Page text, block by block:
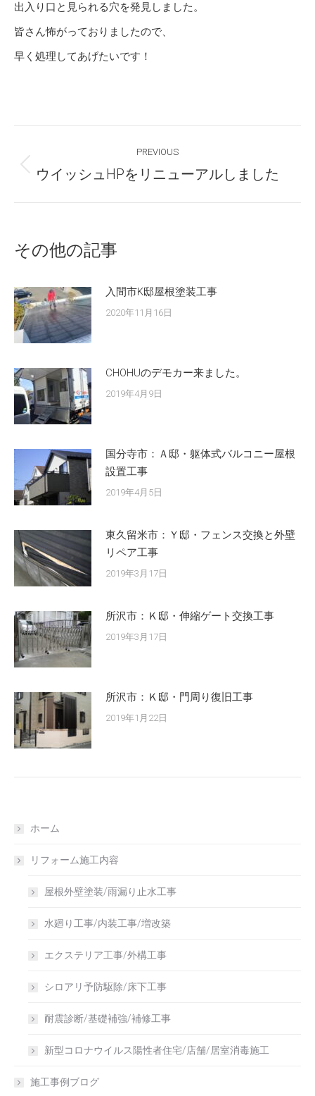
出入り口と見られる穴を発見しました。
皆さん怖がっておりましたので、
早く処理してあげたいです！
navigation
PREVIOUS
Previous
ウイッシュHPをリニューアルしました
その他の記事
入間市K邸屋根塗装工事
2020年11月16日
CHOHUのデモカー来ました。
2019年4月9日
国分寺市：Ａ邸・躯体式バルコニー屋根
設置工事
2019年4月5日
東久留米市：Ｙ邸・フェンス交換と外壁
リペア工事
2019年3月17日
所沢市：Ｋ邸・伸縮ゲート交換工事
2019年3月17日
所沢市：Ｋ邸・門周り復旧工事
2019年1月22日
ホーム
リフォーム施工内容
屋根外壁塗装/雨漏り止水工事
水廻り工事/内装工事/増改築
エクステリア工事/外構工事
シロアリ予防駆除/床下工事
耐震診断/基礎補強/補修工事
新型コロナウイルス陽性者住宅/店舗/居室消毒施工
施工事例ブログ